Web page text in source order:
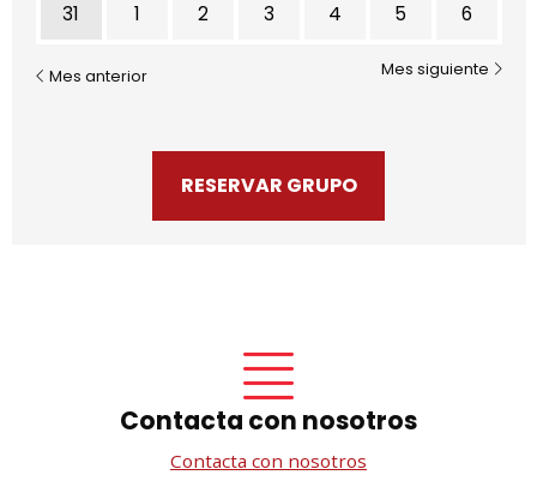
31 1 2 3 4 5 6
Mes anterior Mes siguiente
RESERVAR GRUPO
Contacta con nosotros
Contacta con nosotros